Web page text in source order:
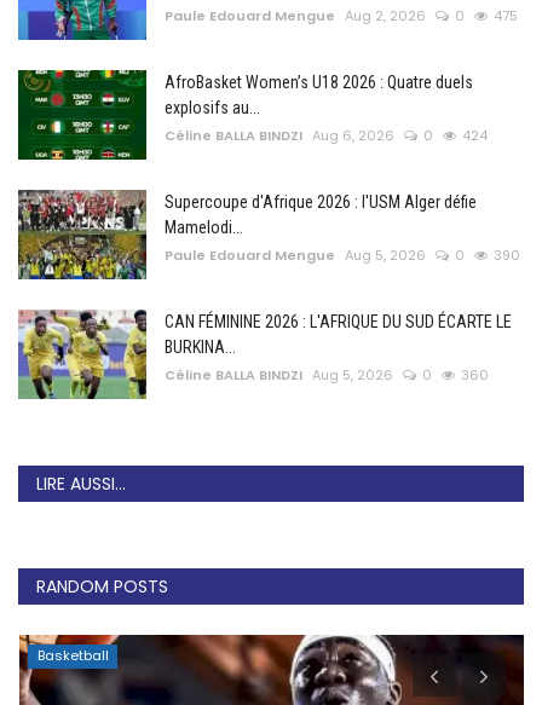
Paule Edouard Mengue Aug 2, 2026 0 475
AfroBasket Women’s U18 2026 : Quatre duels
explosifs au...
Céline BALLA BINDZI Aug 6, 2026 0 424
Supercoupe d'Afrique 2026 : l'USM Alger défie
Mamelodi...
Paule Edouard Mengue Aug 5, 2026 0 390
CAN FÉMININE 2026 : L'AFRIQUE DU SUD ÉCARTE LE
BURKINA...
Céline BALLA BINDZI Aug 5, 2026 0 360
LIRE AUSSI...
RANDOM POSTS
Basketball